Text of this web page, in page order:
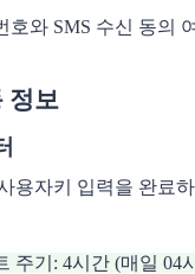
호와 SMS 수신 동의
정보
용자키 입력을 완료
주기: 4시간 (매일 04